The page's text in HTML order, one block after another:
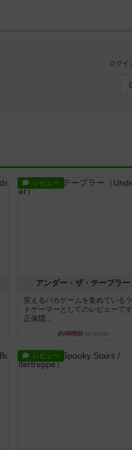
ログイ
レビュー
アンダー・ザ・テーブラー
笑えるバカゲームを集めている
トゲーマーとしてのレビューです
正体隠...
約4時間前by toyota
レビュー